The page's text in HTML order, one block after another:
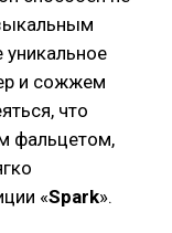
уникальное
и сожжем
что
фальцетом,
«Spark».